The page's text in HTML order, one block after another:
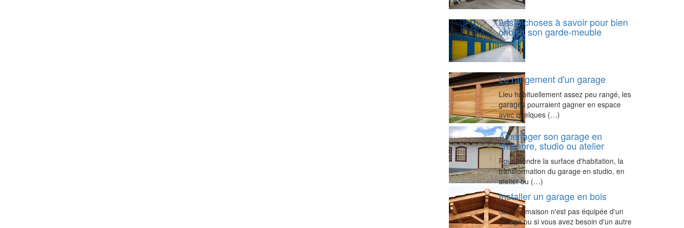
Les 5 choses à savoir pour bien
choisir son garde-meuble
Le rangement d'un garage
Lieu habituellement assez peu rangé, les
garages pourraient gagner en espace
avec quelques (…)
Aménager son garage en
chambre, studio ou atelier
Pour étendre la surface d'habitation, la
transformation du garage en studio, en
atelier ou (…)
Installer un garage en bois
Si votre maison n'est pas équipée d'un
garage ou si vous avez besoin d'un autre